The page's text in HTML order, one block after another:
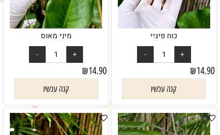
כוח פיגיי
₪14.90
קנה עכשיו
מיני מאוס
₪14.90
קנה עכשיו